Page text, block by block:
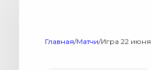
Главная/Матчи/Игра 22 июня